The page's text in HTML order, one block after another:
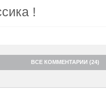
!
ВСЕ КОММЕНТАРИИ (24)